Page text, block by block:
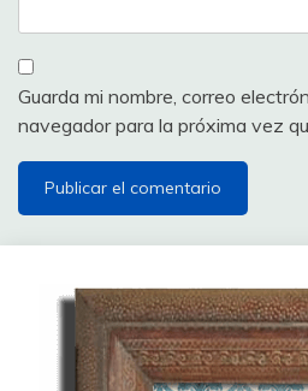
Guarda mi nombre, correo
navegador para la próxima vez